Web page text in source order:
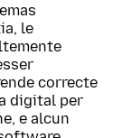
le
correcte
digital per
e alcun